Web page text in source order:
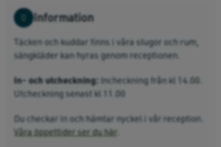
Information
Täcken och kuddar finns i våra stugor och rum,
sängkläder kan hyras genom receptionen.
In- och utcheckning: Incheckning från kl 14.00.
Utcheckning senast kl 11.00
Du checkar in och hämtar nyckel i vår reception.
Våra öppettider ser du här